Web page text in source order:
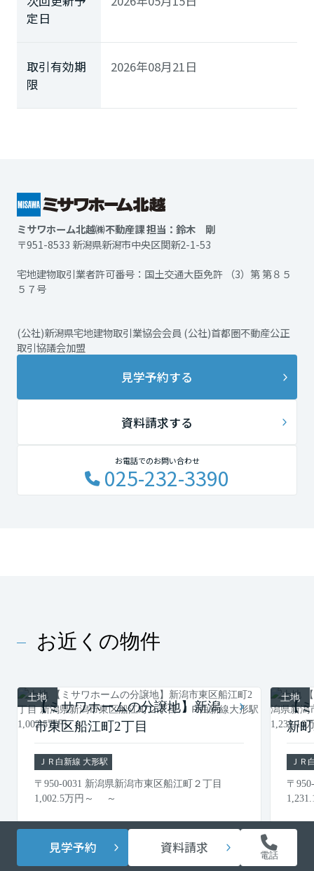
定日
取引有効期
限
2026年08月21日
ミサワホーム北越㈱不動産課 担当：鈴木 剛
〒951-8533 新潟県新潟市中央区関新2-1-53
宅地建物取引業者許可番号：国土交通大臣免許 （3）第 第８５
５７号
(公社)新潟県宅地建物取引業協会会員 (公社)首都圏不動産公正
取引協議会加盟
見学予約する
資料請求する
お電話でのお問い合わせ
025-232-3390
見学予約 資料請求 電話
お近くの物件
土地
【ミサワホームの分譲地】新潟
市東区船江町2丁目
ＪＲ白新線 大形駅
〒950-0031 新潟県新潟市東区船江町２丁目
1,002.5万円 ～ ～
土地
【
新
ＪＲ
〒